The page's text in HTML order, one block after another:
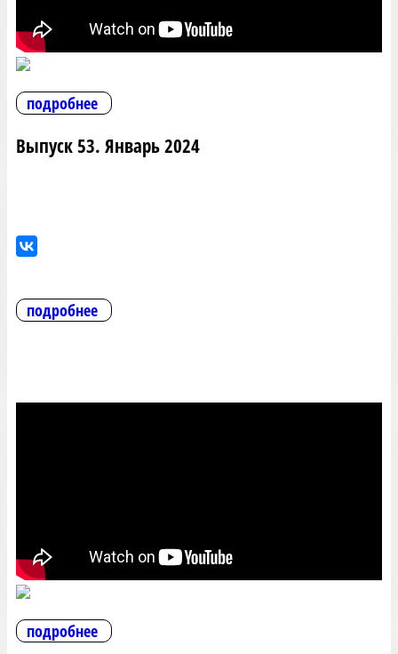
подробнее
Выпуск 53. Январь 2024
подробнее
подробнее